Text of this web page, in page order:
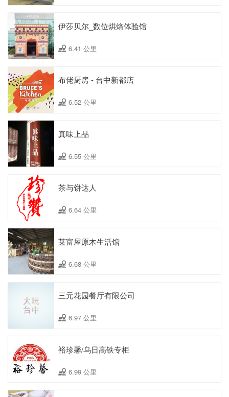
伊莎贝尔_数位烘焙体验馆
6.41 公里
布佬厨房 - 台中新都店
6.52 公里
真味上品
6.55 公里
茶与饼达人
6.64 公里
莱富屋原木生活馆
6.68 公里
三元花园餐厅有限公司
6.97 公里
裕珍馨/乌日高铁专柜
6.99 公里